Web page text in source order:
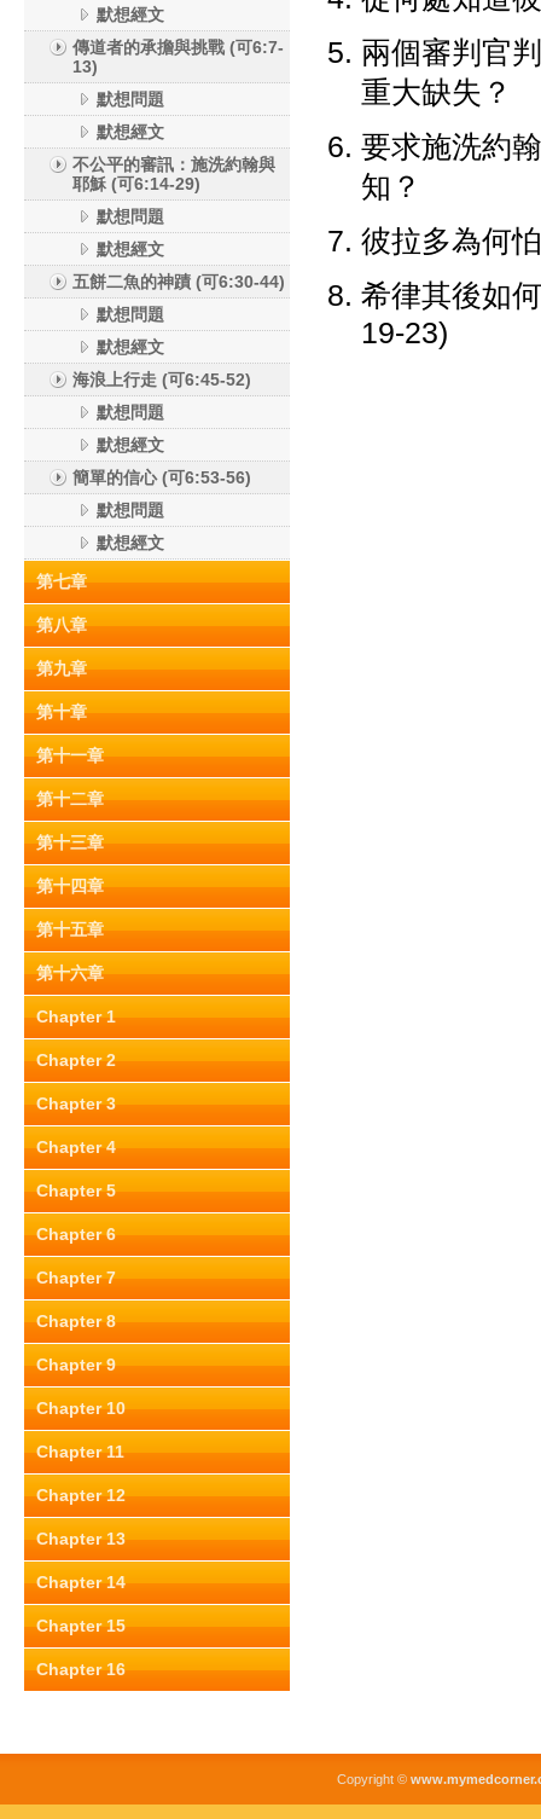
默想經文
傳道者的承擔與挑戰 (可6:7-
13)
默想問題
默想經文
不公平的審訊：施洗約翰與
耶穌 (可6:14-29)
默想問題
默想經文
五餅二魚的神蹟 (可6:30-44)
默想問題
默想經文
海浪上行走 (可6:45-52)
默想問題
默想經文
簡單的信心 (可6:53-56)
默想問題
默想經文
第七章
第八章
第九章
第十章
第十一章
第十二章
第十三章
第十四章
第十五章
第十六章
Chapter 1
Chapter 2
Chapter 3
Chapter 4
Chapter 5
Chapter 6
Chapter 7
Chapter 8
Chapter 9
Chapter 10
Chapter 11
Chapter 12
Chapter 13
Chapter 14
Chapter 15
Chapter 16
兩個審判官
重大缺失？
要求施洗約
知？
彼拉多為何
希律其後如
19-23)
Copyright ©